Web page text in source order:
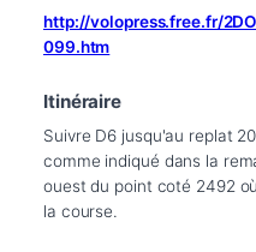
http://volopress.free.fr/
099.htm
Itinéraire
Suivre D6 jusqu'au replat
comme indiqué dans la
ouest du point coté 2492
la course.